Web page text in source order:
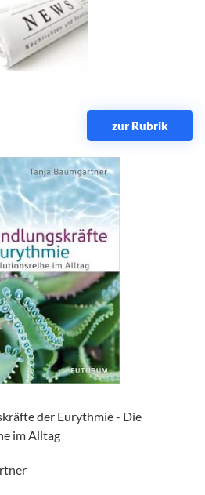
zur Rubrik
der Eurythmie - Die
im Alltag